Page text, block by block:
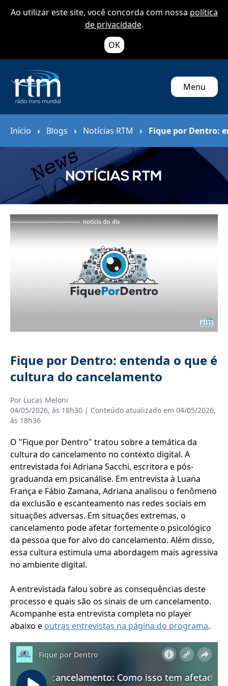
Ao utilizar este site, você concorda com nossa política
de privacidade.
OK
Menu
Início › Blogs › Notícias RTM › Fique por Dentro:
Fique por Dentro: entenda o que é
cultura do cancelamento
Por Lucas Meloni
04/05/2026, às 18h30 | Conteúdo atualizado em 04/05/2026,
às 18h36
O "Fique por Dentro" tratou sobre a temática da
cultura do cancelamento no contexto digital. A
entrevistada foi Adriana Sacchi, escritora e pós-
graduanda em psicanálise. Em entrevista à Luana
França e Fábio Zamana, Adriana analisou o fenômeno
da exclusão e escanteamento nas redes sociais em
situações adversas. Em situações extremas, o
cancelamento pode afetar fortemente o psicológico
da pessoa que for alvo do cancelamento. Além disso,
essa cultura estimula uma abordagem mais agressiva
no ambiente digital.
A entrevistada falou sobre as consequências deste
processo e quais são os sinais de um cancelamento.
Acompanhe esta entrevista completa no player
abaixo e outras entrevistas na página do programa.